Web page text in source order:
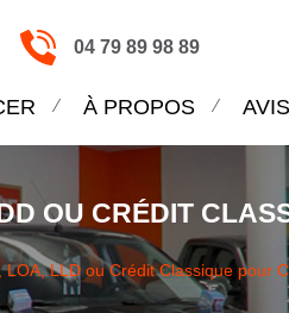
04 79 89 98 89
À PROPOS
OU CRÉDIT
LLD ou Crédit Classique pour